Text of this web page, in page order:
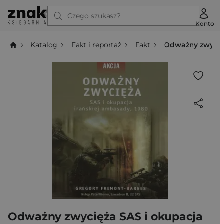
Czego szukasz?
Konto
Katalog Fakt i reportaż Fakt Odważny
Odważny zwycięża SAS i okupacja